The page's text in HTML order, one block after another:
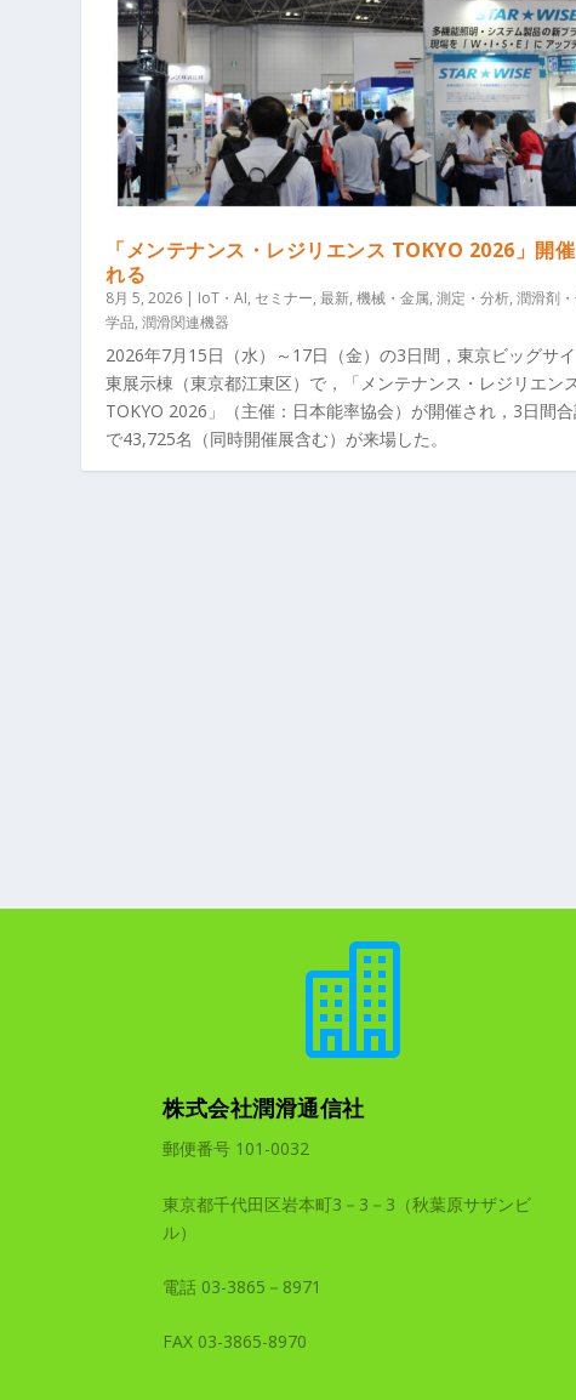
「メンテナンス・レジリエンス TOKYO 2026」開
れる
8月 5, 2026 | IoT・AI, セミナー,最新,機械・金属,測定・分析,潤滑剤
学品,潤滑関連機器
2026年7月15日（水）～17日（金）の3日間，東京ビッグサ
東展示棟（東京都江東区）で，「メンテナンス・レジリエン
TOKYO 2026」（主催：日本能率協会）が開催され，3日間
で43,725名（同時開催展含む）が来場した。

株式会社潤滑通信社
郵便番号 101-0032
東京都千代田区岩本町3－3－3（秋葉原サザンビ
ル）
電話 03-3865－8971
FAX 03-3865-8970